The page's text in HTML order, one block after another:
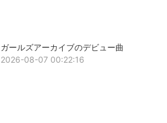
ガールズアーカイブのデビュー曲
2026-08-07 00:22:16